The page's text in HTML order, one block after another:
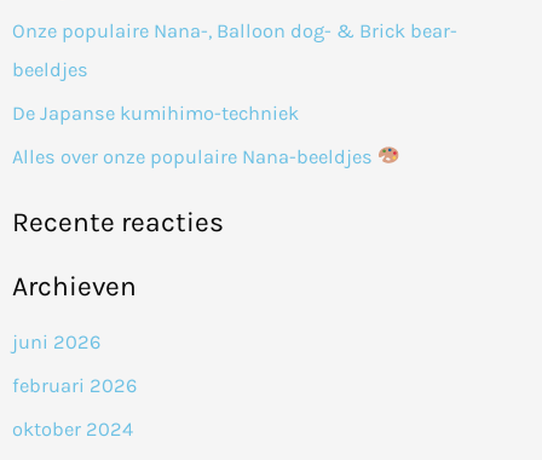
Onze populaire Nana-, Balloon dog- & Brick bear-
beeldjes
De Japanse kumihimo-techniek
Alles over onze populaire Nana-beeldjes
Recente reacties
Archieven
juni 2026
februari 2026
oktober 2024